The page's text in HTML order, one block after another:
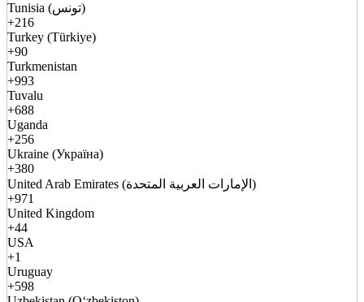
Tunisia (تونس)
+216
Turkey (Türkiye)
+90
Turkmenistan
+993
Tuvalu
+688
Uganda
+256
Ukraine (Україна)
+380
United Arab Emirates (الإمارات العربية المتحدة)
+971
United Kingdom
+44
USA
+1
Uruguay
+598